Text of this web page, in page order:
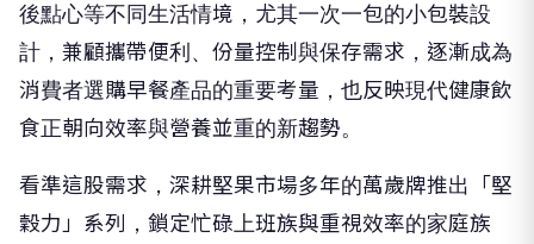
後點心等不同生活情境，尤其一次一包的小包裝設
計，兼顧攜帶便利、份量控制與保存需求，逐漸成為
消費者選購早餐產品的重要考量，也反映現代健康飲
食正朝向效率與營養並重的新趨勢。
看準這股需求，深耕堅果市場多年的萬歲牌推出「堅
穀力」系列，鎖定忙碌上班族與重視效率的家庭族